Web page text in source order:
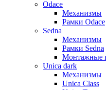
Odace
Механизмы
Рамки Odace
Sedna
Механизмы
Рамки Sedna
Монтажные
Unica dark
Механизмы
Unica Class